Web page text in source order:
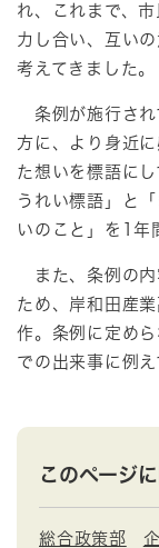
れ、これまで、
力し合い、互い
考えてきました。
条例が施行され
方に、より身近
た想いを標語に
うれい標語」と
いのこと」を1年
また、条例の内
ため、岸和田産
作。条例に定め
での出来事に例え
このページ
総合政策部